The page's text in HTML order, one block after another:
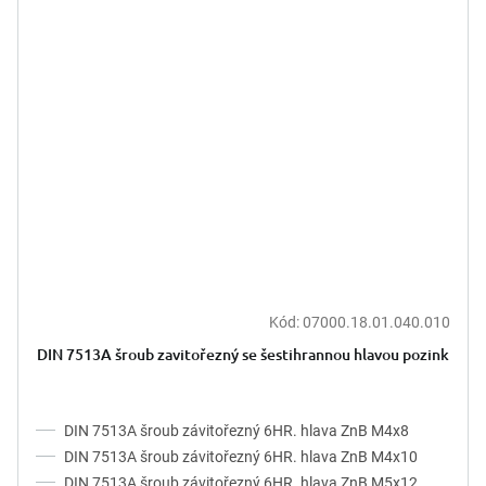
Kód:07000.18.01.040.010
DIN 7513A šroub zavitořezný se šestihrannou hlavou pozink
DIN 7513A šroub závitořezný 6HR. hlava ZnB M4x8
DIN 7513A šroub závitořezný 6HR. hlava ZnB M4x10